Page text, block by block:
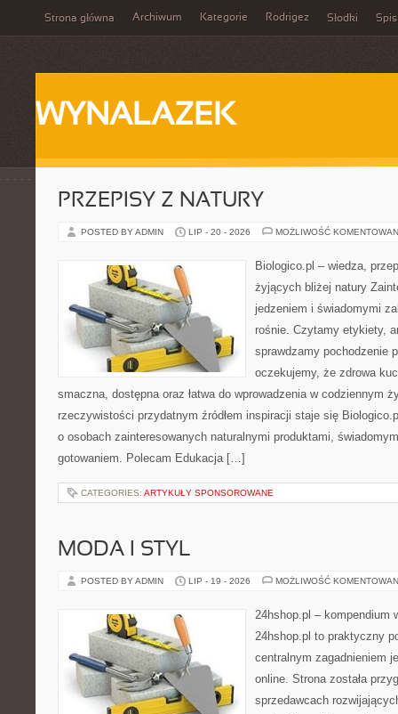
Strona główna Archiwum Kategorie Rodrigez Słodki Spis
WYNALAZEK
PRZEPISY Z NATURY
POSTED BY ADMIN LIP - 20 - 2026 MOŻLIWOŚĆ
Biologico.pl – wiedza,
żyjących bliżej natury
jedzeniem i świadomymi
rośnie. Czytamy etykiety,
sprawdzamy pochodzenie
oczekujemy, że zdrowa
smaczna, dostępna oraz łatwa do wprowadzenia w codziennym
rzeczywistości przydatnym źródłem inspiracji staje się
o osobach zainteresowanych naturalnymi produktami,
gotowaniem. Polecam Edukacja […]
CATEGORIES: ARTYKUŁY SPONSOROWANE
MODA I STYL
POSTED BY ADMIN LIP - 19 - 2026 MOŻLIWOŚĆ
24hshop.pl – kompendium
24hshop.pl to praktyczny
centralnym zagadnieniem
online. Strona została
sprzedawcach